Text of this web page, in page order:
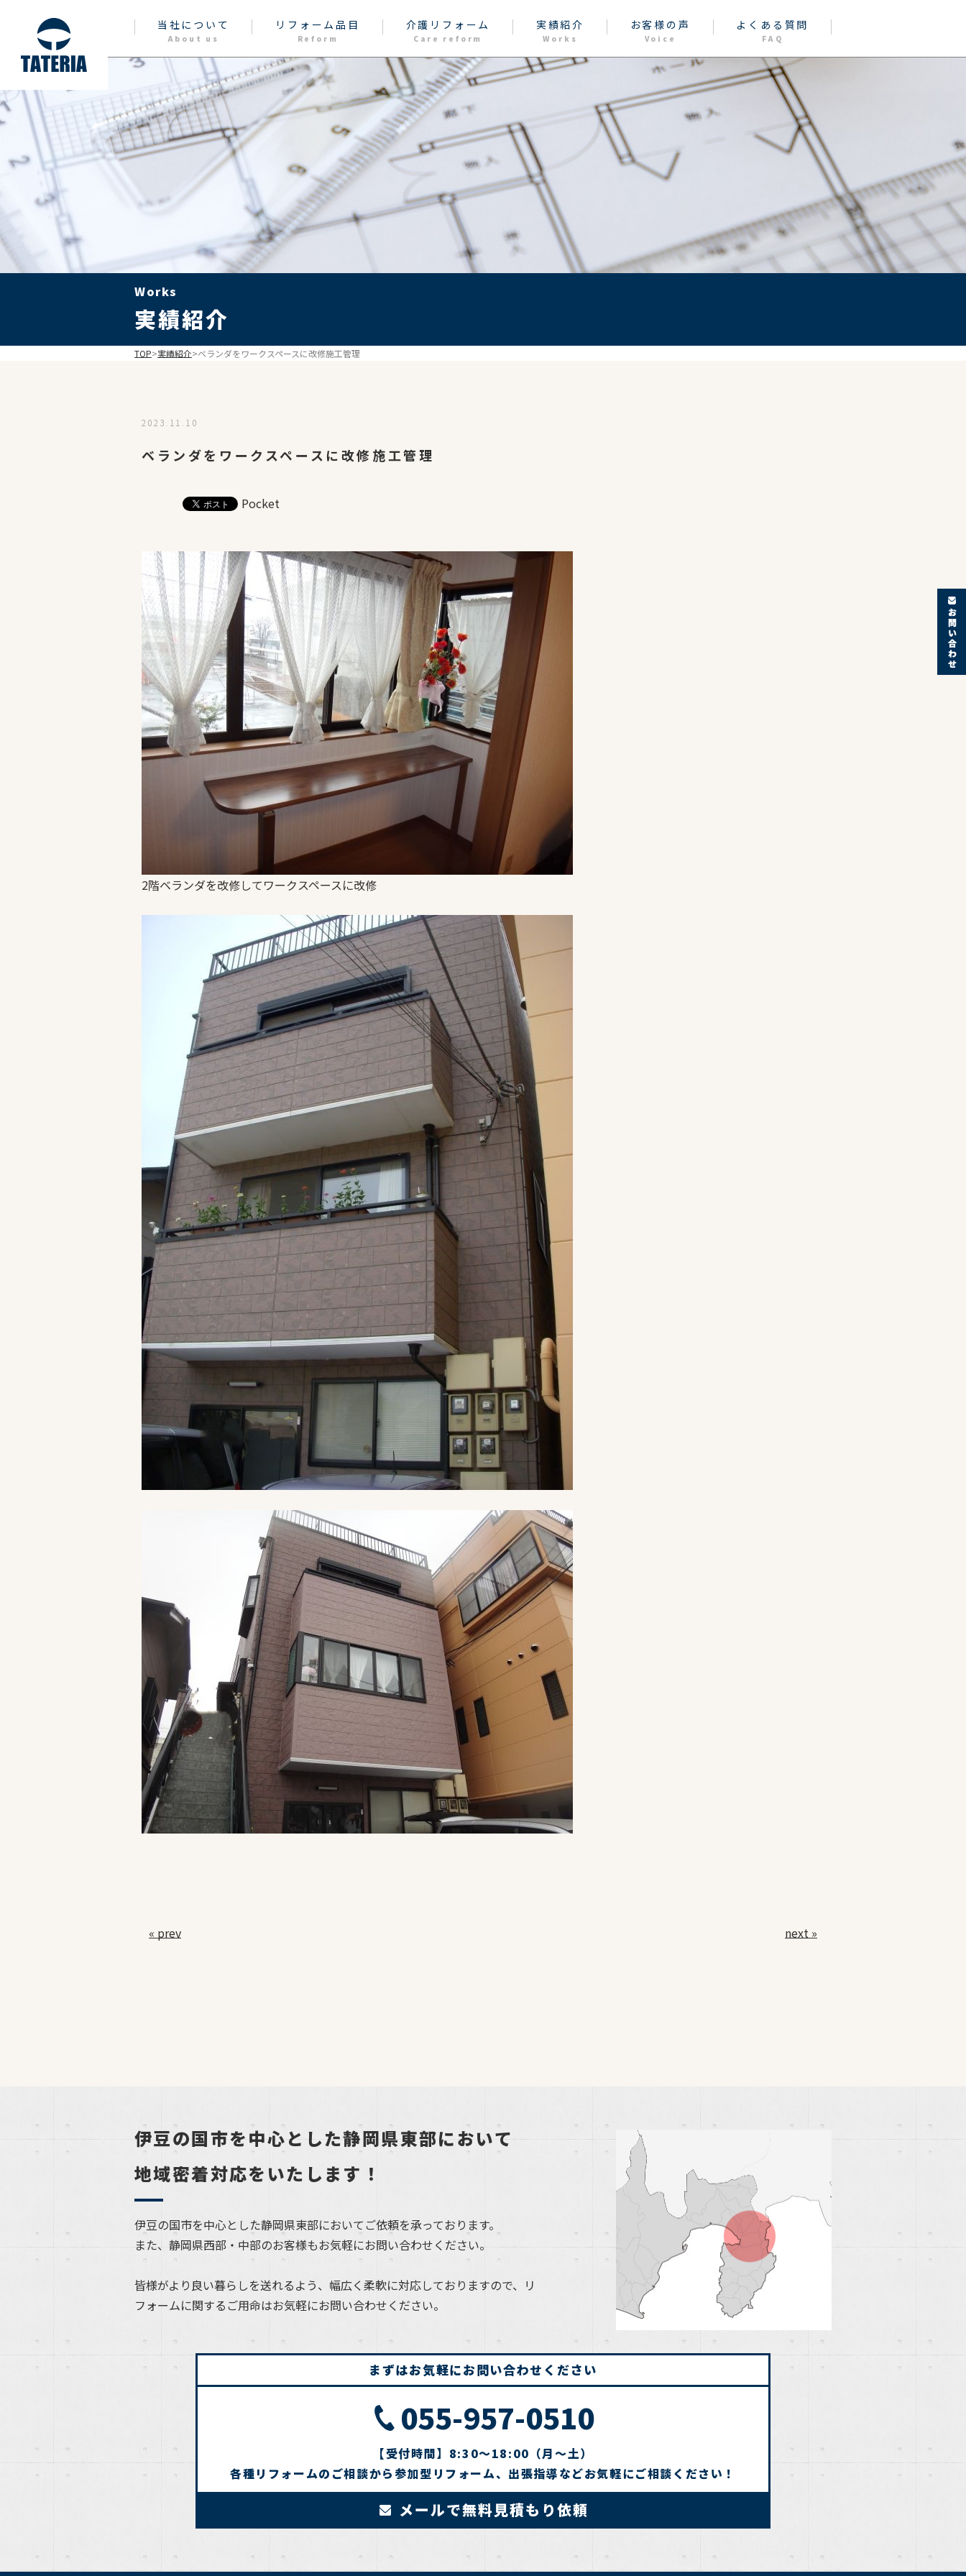
当社について
About us
リフォーム品目
Reform
介護リフォーム
Care reform
実績紹介
Works
お客様の声
Voice
よくある質問
FAQ
Works
実績紹介
TOP>実績紹介>ベランダをワークスペースに改修施工管理
2023.11.10
ベランダをワークスペースに改修施工管理
Pocket
2階ベランダを改修してワークスペースに改修
« prev next »
伊豆の国市を中心とした静岡県東部において
地域密着対応をいたします！
伊豆の国市を中心とした静岡県東部においてご依頼を承っております。
また、静岡県西部・中部のお客様もお気軽にお問い合わせください。
皆様がより良い暮らしを送れるよう、幅広く柔軟に対応しておりますので、リ
フォームに関するご用命はお気軽にお問い合わせください。
まずはお気軽にお問い合わせください
055-957-0510
【受付時間】8:30～18:00（月～土）
各種リフォームのご相談から参加型リフォーム、出張指導などお気軽にご相談ください！
メールで無料見積もり依頼